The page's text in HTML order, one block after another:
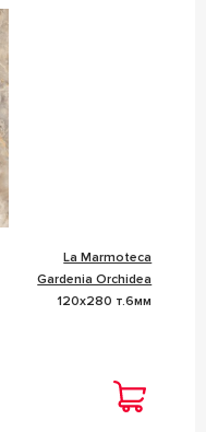
La Marmoteca
Gardenia Orchidea
120x280 т.6мм